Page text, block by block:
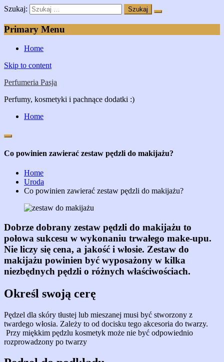
Szukaj:
Primary Menu
Home
Skip to content
Perfumeria Pasja
Perfumy, kosmetyki i pachnące dodatki :)
Home
Co powinien zawierać zestaw pędzli do makijażu?
Home
Uroda
Co powinien zawierać zestaw pędzli do makijażu?
Dobrze dobrany zestaw pędzli do makijażu to
połowa sukcesu w wykonaniu trwałego make-upu.
Nie liczy się cena, a jakość i włosie. Zestaw do
makijażu powinien być wyposażony w kilka
niezbędnych pędzli o różnych właściwościach.
Określ swoją cerę
Pędzel dla skóry tłustej lub mieszanej musi być stworzony z
twardego włosia. Zależy to od docisku tego akcesoria do twarzy.
Przy miękkim pędzlu kosmetyk może nie być odpowiednio
rozprowadzony po twarzy